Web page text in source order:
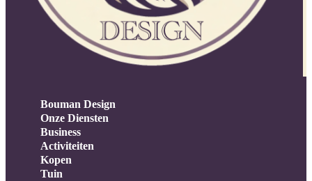
Bouman Design
Onze Diensten
Business
Activiteiten
Kopen
Tuin